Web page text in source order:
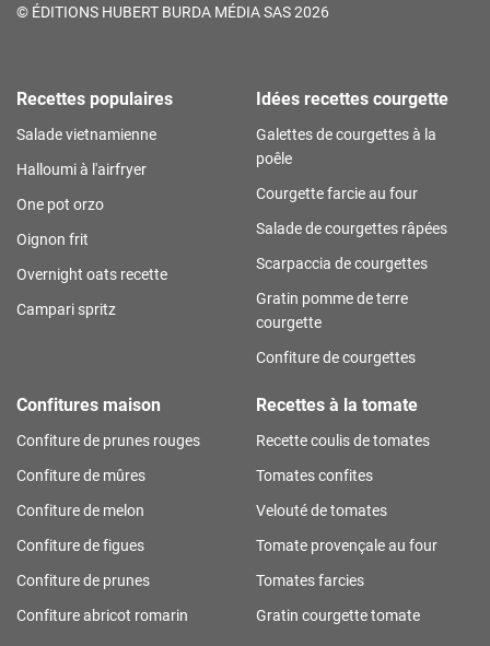
© ÉDITIONS HUBERT BURDA MÉDIA SAS 2026
Recettes populaires
Salade vietnamienne
Halloumi à l'airfryer
One pot orzo
Oignon frit
Overnight oats recette
Campari spritz
Idées recettes courgette
Galettes de courgettes à la
poêle
Courgette farcie au four
Salade de courgettes râpées
Scarpaccia de courgettes
Gratin pomme de terre
courgette
Confiture de courgettes
Confitures maison
Confiture de prunes rouges
Confiture de mûres
Confiture de melon
Confiture de figues
Confiture de prunes
Confiture abricot romarin
Recettes à la tomate
Recette coulis de tomates
Tomates confites
Velouté de tomates
Tomate provençale au four
Tomates farcies
Gratin courgette tomate